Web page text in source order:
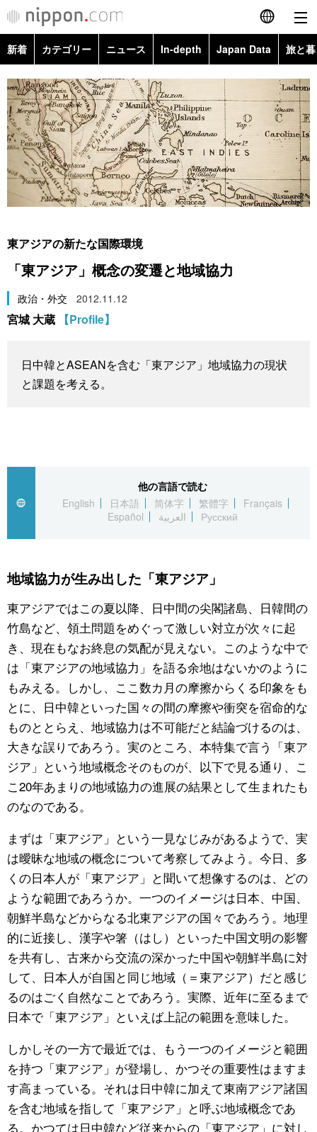
English
繁體字
Français
Español
Русский
カテゴリー
政治・外交
社会
科学・技術
ニュース
旅と暮らし
Books
Images
People
東京
お知らせ
公式SNS
新着 カテゴリー ニュース In-depth Japan Data 旅と
政治・外交
経済・ビジネス
国際・海外
社会
科学・技術
暮らし
Topics
Images
東京
東アジアの新たな国際環境
「東アジア」概念の変遷と地域協力
政治・外交 2012.11.12
宮城 大蔵 【Profile】
日中韓とASEANを含む「東アジア」地域協力の現状
と課題を考える。
他の言語で読む
English
日本語 简体字 繁體字
Français
Español
العربية Русский
地域協力が生み出した「東アジア」
東アジアではこの夏以降、日中間の尖閣諸島、日韓間の
竹島など、領土問題をめぐって激しい対立が次々に起
き、現在もなお終息の気配が見えない。このような中で
は「東アジアの地域協力」を語る余地はないかのように
もみえる。しかし、ここ数カ月の摩擦からくる印象をも
とに、日中韓といった国々の間の摩擦や衝突を宿命的な
ものととらえ、地域協力は不可能だと結論づけるのは、
大きな誤りであろう。実のところ、本特集で言う「東ア
ジア」という地域概念そのものが、以下で見る通り、こ
こ20年あまりの地域協力の進展の結果として生まれたも
のなのである。
まずは「東アジア」という一見なじみがあるようで、実
は曖昧な地域の概念について考察してみよう。今日、多
くの日本人が「東アジア」と聞いて想像するのは、どの
ような範囲であろうか。一つのイメージは日本、中国、
朝鮮半島などからなる北東アジアの国々であろう。地理
的に近接し、漢字や箸（はし）といった中国文明の影響
を共有し、古来から交流の深かった中国や朝鮮半島に対
して、日本人が自国と同じ地域（＝東アジア）だと感じ
るのはごく自然なことであろう。実際、近年に至るまで
日本で「東アジア」といえば上記の範囲を意味した。
しかしその一方で最近では、もう一つのイメージと範囲
を持つ「東アジア」が登場し、かつその重要性はますま
す高まっている。それは日中韓に加えて東南アジア諸国
を含む地域を指して「東アジア」と呼ぶ地域概念であ
る。かつては日中韓など従来からの「東アジア」に対し